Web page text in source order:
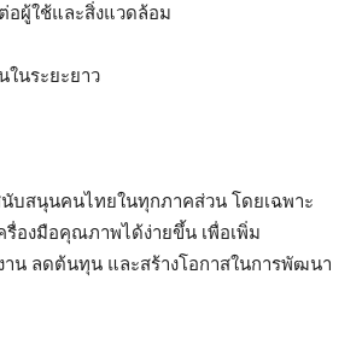
อผู้ใช้และสิ่งแวดล้อม
ในระยะยาว
บสนุนคนไทยในทุกภาคส่วน โดยเฉพาะ
รื่องมือคุณภาพได้ง่ายขึ้น เพื่อเพิ่ม
น ลดต้นทุน และสร้างโอกาสในการพัฒนา